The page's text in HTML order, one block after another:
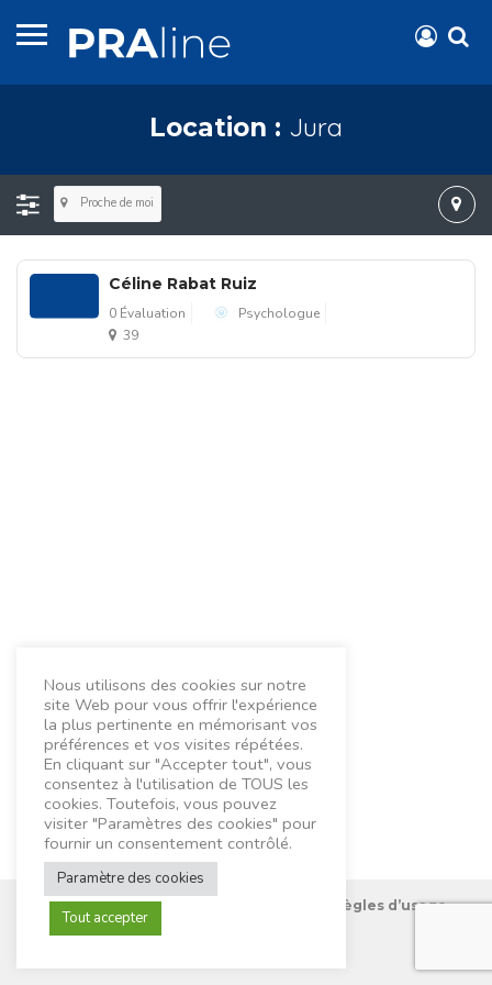
Location : Jura
Proche de moi
Céline Rabat Ruiz
0 Évaluation
Psychologue
39
Nous connaître Règles d’usage
Nous utilisons des cookies sur notre
site Web pour vous offrir l'expérience
la plus pertinente en mémorisant vos
préférences et vos visites répétées.
En cliquant sur "Accepter tout", vous
consentez à l'utilisation de TOUS les
cookies. Toutefois, vous pouvez
visiter "Paramètres des cookies" pour
fournir un consentement contrôlé.
Paramètre des cookies
Tout accepter